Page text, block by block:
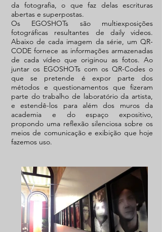
da fotografia, o que faz delas escrituras
abertas e superpostas.
Os EGOSHOTs são multiexposições
fotográficas resultantes de daily videos.
Abaixo de cada imagem da série, um QR-
CODE fornece as informações armazenadas
de cada vídeo que originou as fotos. Ao
juntar os EGOSHOTs com os QR-Codes o
que se pretende é expor parte dos
métodos e questionamentos que fizeram
parte do trabalho de laboratório da artista,
e estendê-los para além dos muros da
academia e do espaço expositivo,
propondo uma reflexão silenciosa sobre os
meios de comunicação e exibição que hoje
fazemos uso.